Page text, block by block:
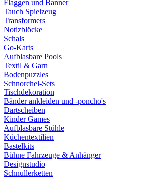
Flaggen und Banner
Tauch Spielzeug
Transformers
Notizblöcke
Schals
Go-Karts
Aufblasbare Pools
Textil & Garn
Bodenpuzzles
Schnorchel-Sets
Tischdekoration
Bänder ankleiden und -poncho's
Dartscheiben
Kinder Games
Aufblasbare Stühle
Küchentextilien
Bastelkits
Bühne Fahrzeuge & Anhänger
Designstudio
Schnullerketten